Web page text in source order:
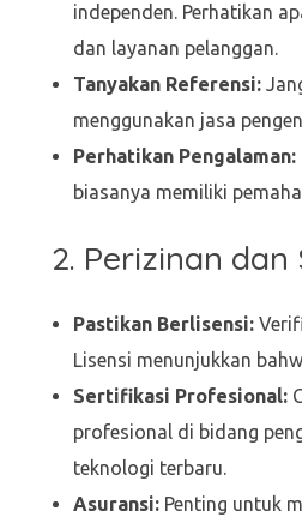
independen. Perhatikan
dan layanan pelanggan.
Tanyakan Referensi:
menggunakan jasa
Perhatikan Pengalaman:
biasanya memiliki
2. Perizinan
Pastikan Berlisensi:
Lisensi menunjukkan
Sertifikasi Profesional:
profesional di bidang
teknologi terbaru.
Asuransi:Penting untuk